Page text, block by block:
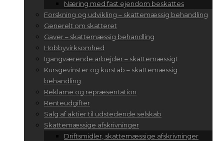
Næring med fast ejendom beskattes
Forskning og udvikling – skattemæssig behandling
Generelt om skatteret
Gaver – skattemæssig behandling
Hobbyvirksomhed
Igangværende arbejder – skattemæssigt
Kursgevinster og kurstab – skattemæssig
behandling
Reklame og repræsentation
Renteudgifter
Salg af aktier til udstedende selskab
Skattemæssige afskrivninger
Driftsmidler, skattemæssige afskrivninger